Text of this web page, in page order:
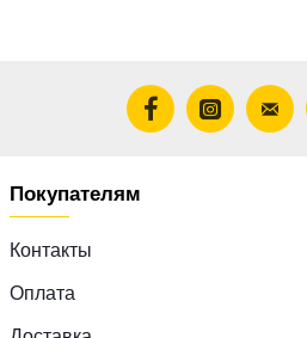
Покупателям
Контакты
Оплата